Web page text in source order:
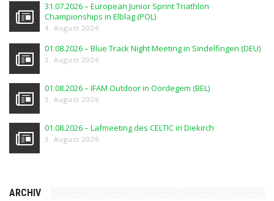
31.07.2026 – European Junior Sprint Triathlon
Championships in Elblag (POL)
4. August 2026
01.08.2026 – Blue Track Night Meeting in Sindelfingen (DEU)
3. August 2026
01.08.2026 – IFAM Outdoor in Oordegem (BEL)
3. August 2026
01.08.2026 – Lafmeeting des CELTIC in Diekirch
3. August 2026
ARCHIV